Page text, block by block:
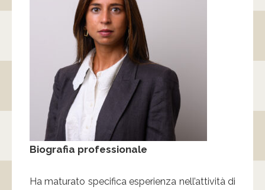
Biografia professionale
Ha maturato specifica esperienza nell’attività di